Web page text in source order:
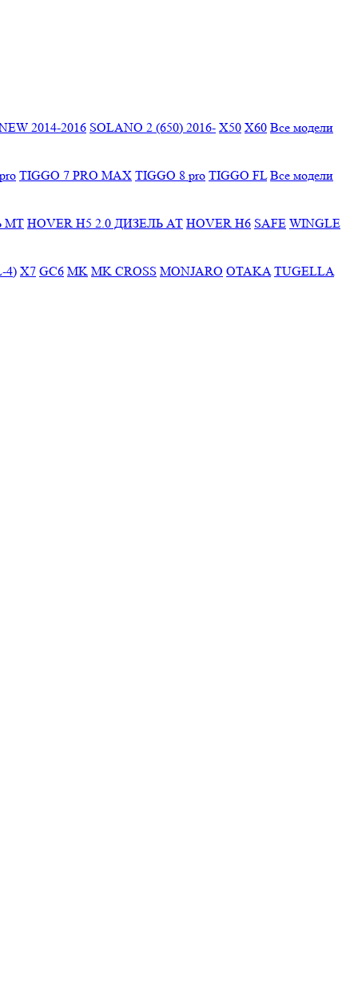
2014-2016 SOLANO 2 (650) 2016- X50 X60 Все модели
TIGGO 7 PRO MAX TIGGO 8 pro TIGGO FL Все модели
МТ HOVER H5 2.0 ДИЗЕЛЬ АТ HOVER H6 SAFE WINGLE
4) X7 GC6 MK MK CROSS MONJARO OTAKA TUGELLA